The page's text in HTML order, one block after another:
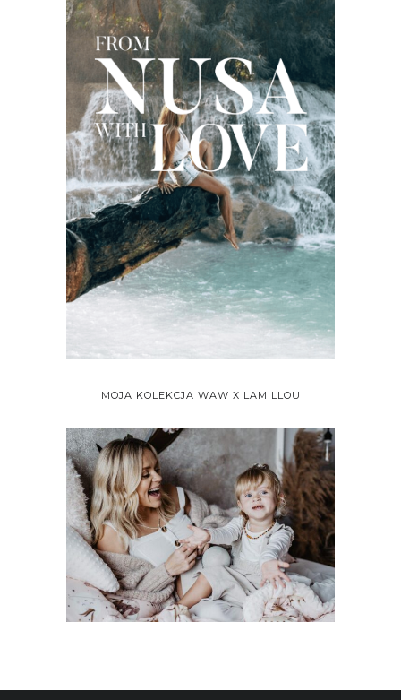
MOJA KOLEKCJA WAW X LAMILLOU